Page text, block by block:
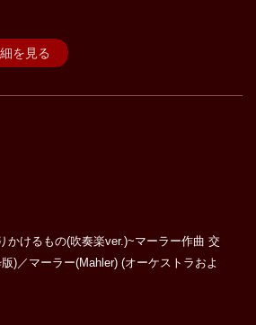
を見る
かけるもの(吹奏楽ver.)~マーラー作曲 交
)／マーラー(Mahler) (オーケストラおよ